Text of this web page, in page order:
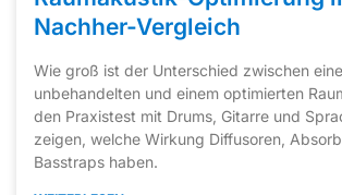
Nachher-Vergleich
Wie groß ist der Unterschied zwischen
unbehandelten und einem optimierten
den Praxistest mit Drums, Gitarre und
zeigen, welche Wirkung Diffusoren,
Basstraps haben.